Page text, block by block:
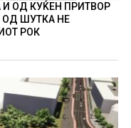
И ОД КУЌЕН ПРИТВОР
ОД ШУТКА НЕ
РОК